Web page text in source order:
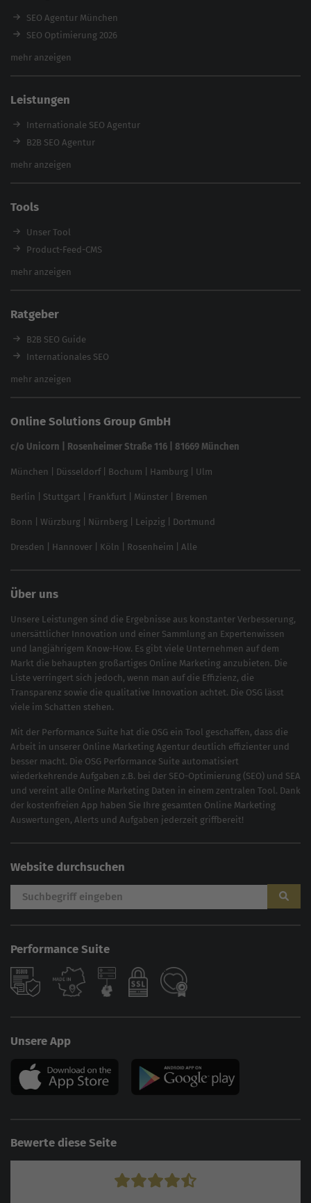
SEO Agentur München
SEO Optimierung 2026
Backlink-Audit 2026
Referenzen
E-Books
Magazin
mehr anzeigen
Leistungen
Internationale SEO Agentur
B2B SEO Agentur
Inhouse SEO Agentur
Enterprise SEO Agentur
Workshops
mehr anzeigen
Tools
Unser Tool
Product-Feed-CMS
Website Analyse
Backlink-Check
Ladezeiten-Check
Brand Protection Tool
Website SEO Check
feed2content.ai
mehr anzeigen
Ratgeber
B2B SEO Guide
Internationales SEO
eCommerce SEO
In ChatGPT gefunden werden
Linkbuilding 2025
Local SEO
SEO für Online Shops
Brand Monitoring 2025
mehr anzeigen
Online Solutions Group GmbH
c/o Unicorn | Rosenheimer Straße 116 | 81669 München
München Düsseldorf| Bochum Hamburg Ulm
Berlin Stuttgart Frankfurt Münster Bremen
Bonn Würzburg Nürnberg Leipzig Dortmund
Dresden Hannover Köln Rosenheim Alle
Über uns
Unsere Leistungen sind die Ergebnisse aus konstanter Verbesserung,
unersättlicher Innovation und einer Sammlung an Expertenwissen
und langjährigem Know-How. Es gibt viele Unternehmen auf dem
Markt die behaupten großartiges Online Marketing anzubieten. Die
Liste verringert sich jedoch, wenn man auf die Effizienz, die
Transparenz sowie die qualitative Innovation achtet. Die OSG lässt
viele im Schatten stehen.
Mit der Performance Suite hat die OSG ein Tool geschaffen, dass die
Arbeit in unserer Online Marketing Agentur deutlich effizienter und
besser macht. Die OSG Performance Suite automatisiert
wiederkehrende Aufgaben z.B. bei der SEO-Optimierung (SEO) und SEA
und vereint alle Online Marketing Daten in einem zentralen Tool. Dank
der kostenfreien App haben Sie Ihre gesamten Online Marketing
Auswertungen, Alerts und Aufgaben jederzeit griffbereit!
Website durchsuchen
Performance Suite
Unsere App
Bewerte diese Seite